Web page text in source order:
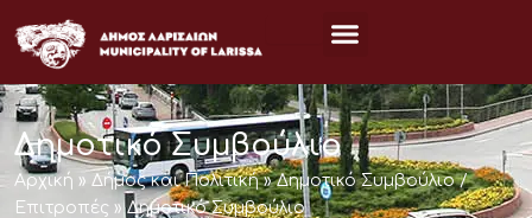
στο
περιεχόμενο
Δημοτικό Συμβούλιο
Αρχική » Δήμος και Πολιτική»Δημοτικό Συμβούλιο /
Επιτροπές »Δημοτικό Συμβούλιο